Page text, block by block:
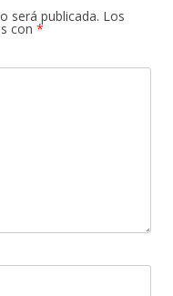
será publicada. Los
con *